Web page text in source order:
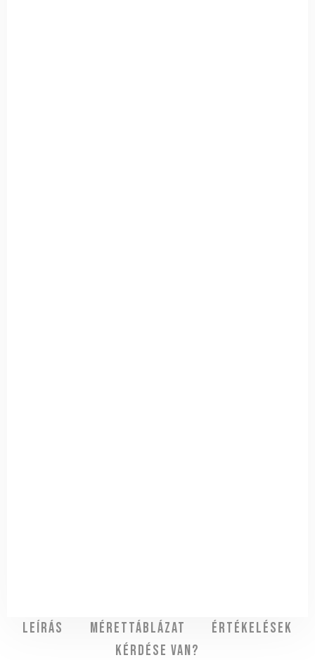
Leírás Mérettáblázat
Értékelések
Kérdése van?